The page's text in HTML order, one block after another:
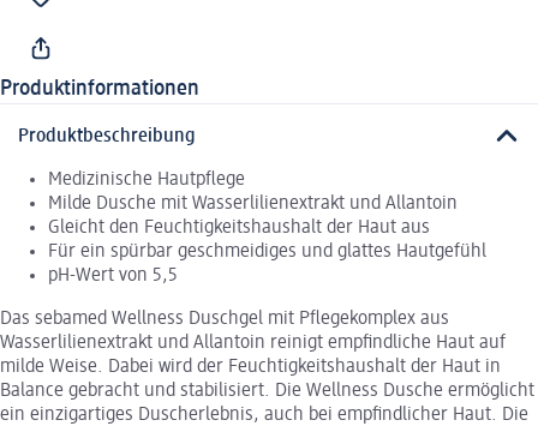
Produktinformationen
Produktbeschreibung
Medizinische Hautpflege
Milde Dusche mit Wasserlilienextrakt und Allantoin
Gleicht den Feuchtigkeitshaushalt der Haut aus
Für ein spürbar geschmeidiges und glattes Hautgefühl
pH-Wert von 5,5
Das sebamed Wellness Duschgel mit Pflegekomplex aus
Wasserlilienextrakt und Allantoin reinigt empfindliche Haut auf
milde Weise. Dabei wird der Feuchtigkeitshaushalt der Haut in
Balance gebracht und stabilisiert. Die Wellness Dusche ermöglicht
ein einzigartiges Duscherlebnis, auch bei empfindlicher Haut. Die